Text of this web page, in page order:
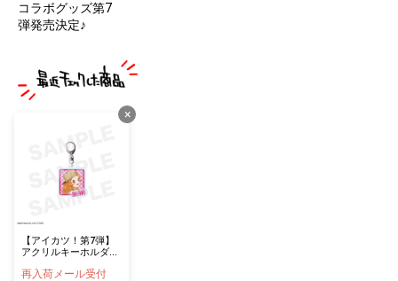
コラボグッズ第7
弾発売決定♪
×
【アイカツ！第7弾】
アクリルキーホルダ
再入荷メール受付